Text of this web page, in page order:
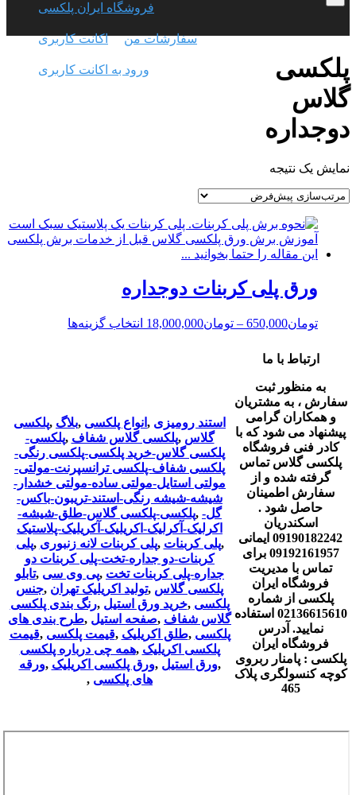
فروشگاه ایران پلکسی
اکانت کاربری سفارشات من
ورود به اکانت کاربری
پلکسی
گلاس
دوجداره
نمایش یک نتیجه
ورق پلی کربنات دوجداره
تومان650,000
– تومان18,000,000 انتخاب گزینه‌ها
ارتباط با ما
به منظور ثبت
سفارش ، به مشتریان
و همکاران گرامی
پیشنهاد می شود که با
کادر فنی فروشگاه
پلکسی گلاس تماس
گرفته شده و از
سفارش اطمینان
حاصل شود .
اسکندریان
09190182242 ایمانی
09192161957 برای
تماس با مدیریت
فروشگاه ایران
پلکسی از شماره
02136615610 استفاده
نمایید. آدرس
فروشگاه ایران
پلکسی : پامنار ربروی
کوچه کنسولگری پلاک
465
استند رومیزی , انواع پلکسی ,بلاگ ,پلکسی
گلاس ,پلکسی گلاس شفاف ,پلکسی-
پلکسی گلاس-خرید پلکسی-پلکسی رنگی-
پلکسی شفاف-پلکسی ترانسپرنت-مولتی-
مولتی استایل-مولتی ساده-مولتی خشدار-
شیشه-شیشه رنگی-استند-تریبون-باکس-
گل- ,پلکسی-پلکسی گلاس-طلق-شیشه-
اکرلیک-آکرلیک-اکریلیک-آکریلیک-پلاستیک
,پلی کربنات ,پلی کربنات لانه زنبوری ,پلی
کربنات-دو جداره-تخت-پلی کربنات دو
جداره-پلی کربنات تخت ,پی وی سی ,تابلو
پلکسی گلاس ,تولید اکریلیک تهران ,جنس
پلکسی ,خرید ورق استیل ,رنگ بندی پلکسی
گلاس شفاف ,صفحه استیل ,طرح بندی های
پلکسی ,طلق اکریلیک ,قیمت پلکسی ,قیمت
پلکسی اکریلیک ,همه چی درباره پلکسی
,ورق استیل ,ورق پلکسی اکریلیک ,ورقه
های پلکسی ,